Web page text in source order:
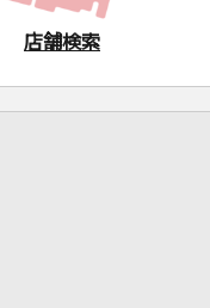
店舗検索